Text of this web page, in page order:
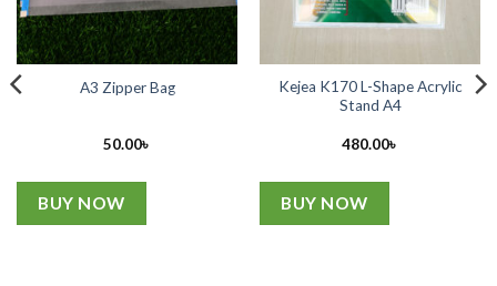
A3 Zipper Bag
50.00৳
BUY NOW
Kejea K170 L-Shape Acrylic
Stand A4
480.00৳
BUY NOW
.